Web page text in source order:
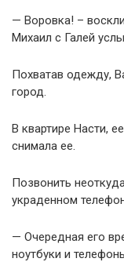
— Воровка! –
Михаил с Галей
Похватав одежду,
город.
В квартире Насти,
снимала ее.
Позвонить
украденном
— Очередная его
ноутбуки и